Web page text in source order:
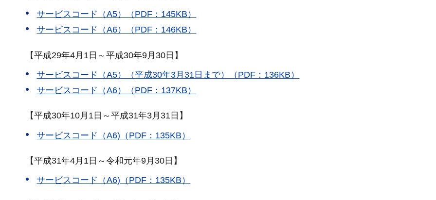
サービスコード（A5）（PDF：145KB）
サービスコード（A6）（PDF：146KB）
【平成29年4月1日～平成30年9月30日】
サービスコード（A5）（平成30年3月31日まで）（PDF：136KB）
サービスコード（A6）（PDF：137KB）
【平成30年10月1日～平成31年3月31日】
サービスコード（A6)（PDF：135KB）
【平成31年4月1日～令和元年9月30日】
サービスコード（A6)（PDF：135KB）